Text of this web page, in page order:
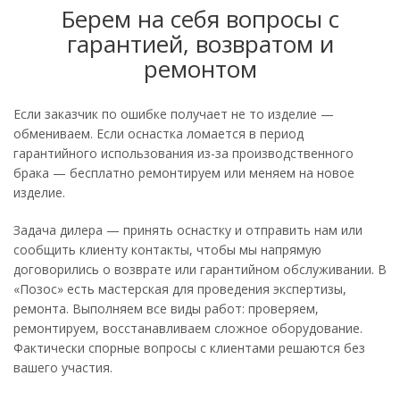
Берем на себя вопросы с
гарантией, возвратом и
ремонтом
Если заказчик по ошибке получает не то изделие —
обмениваем. Если оснастка ломается в период
гарантийного использования из-за производственного
брака — бесплатно ремонтируем или меняем на новое
изделие.
Задача дилера — принять оснастку и отправить нам или
сообщить клиенту контакты, чтобы мы напрямую
договорились о возврате или гарантийном обслуживании. В
«Позос» есть мастерская для проведения экспертизы,
ремонта. Выполняем все виды работ: проверяем,
ремонтируем, восстанавливаем сложное оборудование.
Фактически спорные вопросы с клиентами решаются без
вашего участия.